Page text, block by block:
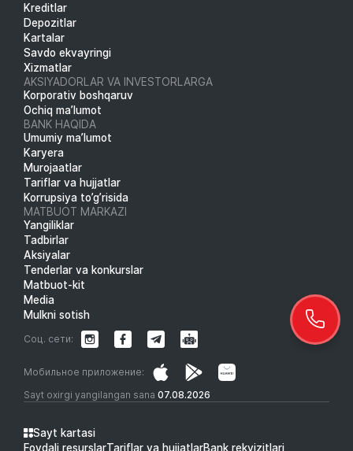
Kreditlar
Depozitlar
Kartalar
Savdo ekvayringi
Xizmatlar
AKSIYADORLAR VA INVESTORLARGA
Korporativ boshqaruv
Ochiq ma’lumot
BANK HAQIDA
Umumiy ma’lumot
Karyera
Murojaatlar
Tariflar va hujjatlar
Korrupsiya to’g’risida
MATBUOT MARKAZI
Yangiliklar
Tadbirlar
Aksiyalar
Tenderlar va konkurslar
Matbuot-kit
Media
Mulkni sotish
Sayt oxirgi yangilangan sana 07.08.2026
Мобильное приложение:
Соц. сети:
Sayt kartasi
Foydali resurslarTariflar va hujjatlarBank rekvizitlari